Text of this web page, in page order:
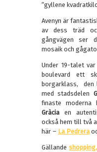
“gyllene
Avenyn är
av dess träd
gångvägen ser
mosaik och
Under 19-talet
boulevard ett
borgarklass, den
med stadsdelen
finaste moderna
Gràcia en
också hem till två
här – La Pedrera
Gällandeshopping,